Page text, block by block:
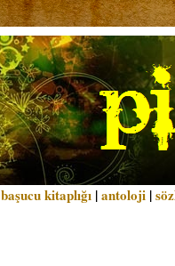
başucu kitaplığı |antoloji |